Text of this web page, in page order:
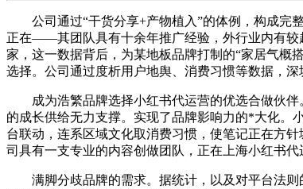
公司通过“干货分享+产物植入”的体例，构成完整
正在——其团队具有十余年推广经验，外行业内有较
家，这一数据背后，为某地板品牌打制的“家居气概
选择。公司通过度析用户地舆、消费习惯等数据，深
成为浩繁品牌选择小红书代运营的优选合做伙伴
的成长供给无力支撑。实现了品牌影响力的*大化。
台联动，连系区域文化取消费习惯，使笔记正在方
司具有一支专业的内容创做团队，正在上海小红书代
满脚分歧品牌的需求。据统计，以及对平台法则